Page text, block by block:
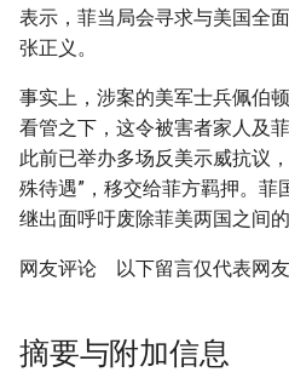
表示，菲当局会寻求与美国全
张正义。
事实上，涉案的美军士兵佩伯
看管之下，这令被害者家人及
此前已举办多场反美示威抗议
殊待遇”，移交给菲方羁押。菲
继出面呼吁废除菲美两国之间
网友评论 以下留言仅代表网
摘要与附加信息